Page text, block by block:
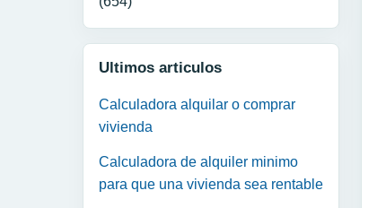
Ultimos articulos
Calculadora alquilar o comprar
vivienda
Calculadora de alquiler minimo
para que una vivienda sea rentable